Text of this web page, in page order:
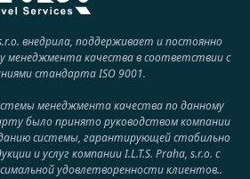
внедрила, поддерживает и постоянно
менеджмента качества в соответствии с
стандарта ISO 9001.
менеджмента качества по данному
было принято руководством компании
системы, гарантирующей стабильно
и услуг компании I.L.T.S. Praha, s.r.o. с
удовлетворенности клиентов..